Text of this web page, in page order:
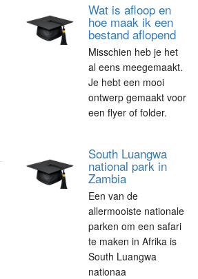
Wat is afloop en
hoe maak ik een
bestand aflopend
Misschien heb je het
al eens meegemaakt.
Je hebt een mooi
ontwerp gemaakt voor
een flyer of folder.
South Luangwa
national park in
Zambia
Een van de
allermooiste nationale
parken om een safari
te maken in Afrika is
South Luangwa
nationaa